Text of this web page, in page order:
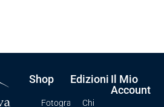
Shop
Fotografia
Edizioni
Chi
Il Mio
Account